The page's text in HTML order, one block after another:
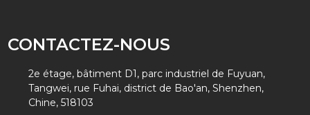
CONTACTEZ-NOUS
2e étage, bâtiment D1, parc industriel de Fuyuan,
Tangwei, rue Fuhai, district de Bao'an, Shenzhen,
Chine, 518103